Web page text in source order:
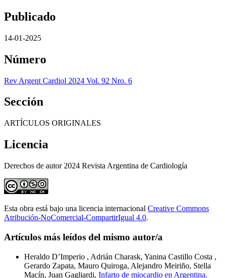
Publicado
14-01-2025
Número
Rev Argent Cardiol 2024 Vol. 92 Nro. 6
Sección
ARTÍCULOS ORIGINALES
Licencia
Derechos de autor 2024 Revista Argentina de Cardiología
Esta obra está bajo una licencia internacional Creative Commons
Atribución-NoComercial-CompartirIgual 4.0.
Artículos más leídos del mismo autor/a
Heraldo D’Imperio , Adrián Charask, Yanina Castillo Costa ,
Gerardo Zapata, Mauro Quiroga, Alejandro Meiriño, Stella
Macín, Juan Gagliardi, Infarto de miocardio en Argentina.